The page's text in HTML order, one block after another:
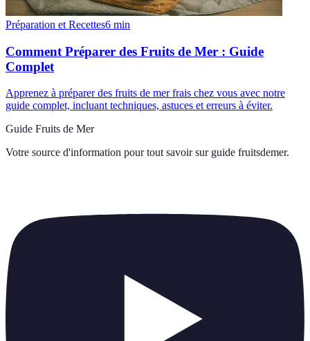
Préparation et Recettes6 min
Comment Préparer des Fruits de Mer : Guide
Complet
Apprenez à préparer des fruits de mer frais chez vous avec notre
guide complet, incluant techniques, astuces et erreurs à éviter.
Guide Fruits de Mer
Votre source d'information pour tout savoir sur guide fruitsdemer.